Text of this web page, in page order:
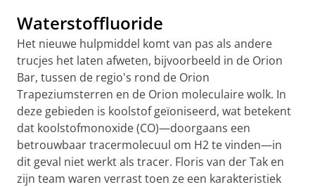
Waterstoffluoride
Het nieuwe hulpmiddel komt van pas als andere
trucjes het laten afweten, bijvoorbeeld in de Orion
Bar, tussen de regio's rond de Orion
Trapeziumsterren en de Orion moleculaire wolk. In
deze gebieden is koolstof geïoniseerd, wat betekent
dat koolstofmonoxide (CO)—doorgaans een
betrouwbaar tracermolecuul om H2 te vinden—in
dit geval niet werkt als tracer. Floris van der Tak en
zijn team waren verrast toen ze een karakteristiek